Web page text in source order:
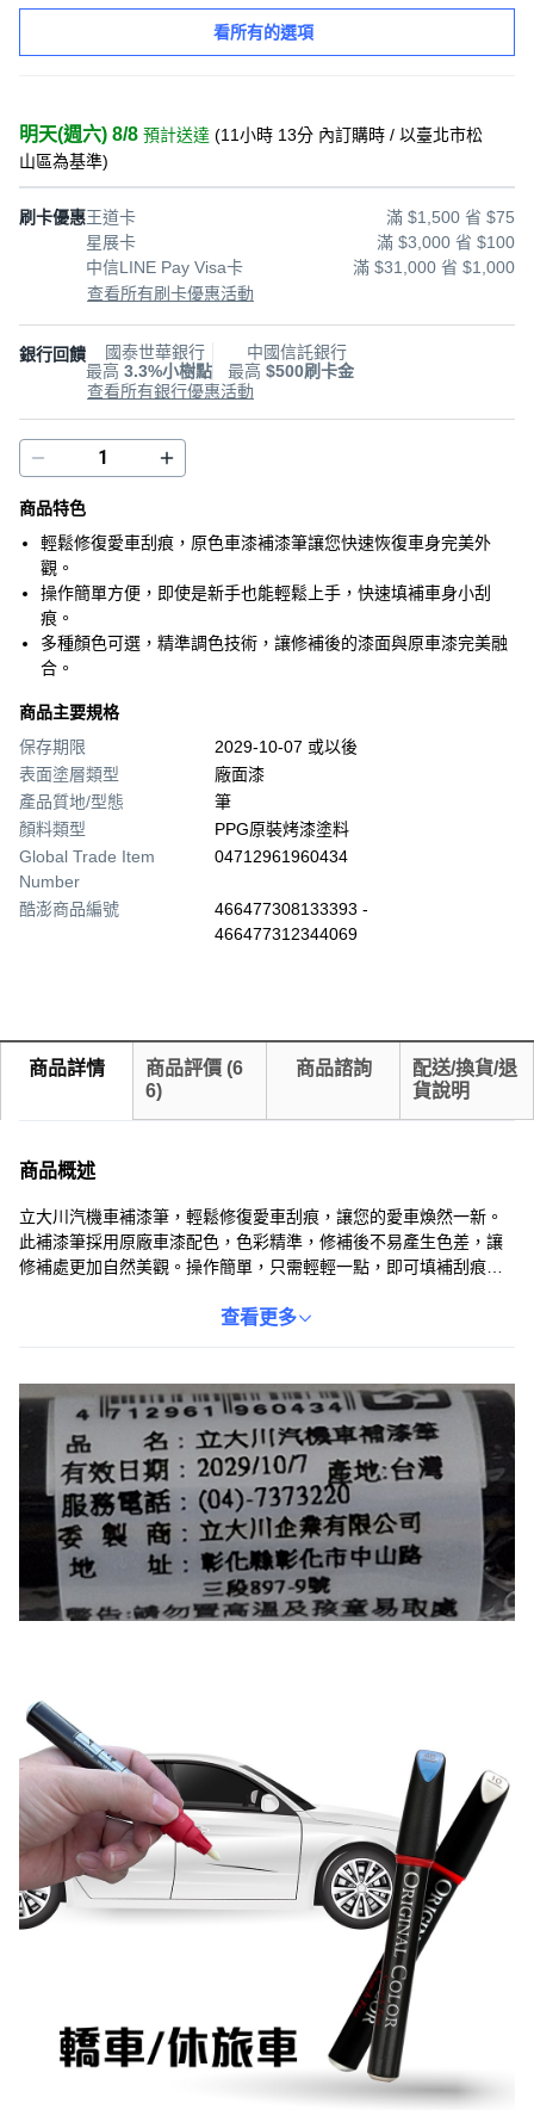
看所有的選項
明天(週六) 8/8 預計送達 (11小時 13分 內訂購時 / 以臺北市松
山區為基準)
刷卡優惠王道卡
滿 $1,500 省 $75
星展卡
滿 $3,000 省 $100
中信LINE Pay Visa卡
滿 $31,000 省 $1,000
查看所有刷卡優惠活動
銀行回饋
國泰世華銀行
最高 3.3%小樹點
中國信託銀行
最高 $500刷卡金
查看所有銀行優惠活動
商品特色
輕鬆修復愛車刮痕，原色車漆補漆筆讓您快速恢復車身完美外
觀。
操作簡單方便，即使是新手也能輕鬆上手，快速填補車身小刮
痕。
多種顏色可選，精準調色技術，讓修補後的漆面與原車漆完美融
合。
商品主要規格
保存期限
2029-10-07 或以後
表面塗層類型
廠面漆
產品質地/型態
筆
顏料類型
PPG原裝烤漆塗料
Global Trade Item
Number
04712961960434
酷澎商品編號
466477308133393 -
466477312344069
商品詳情 商品評價 (6
6)
商品諮詢
配送/換貨/退
貨說明
商品概述
立大川汽機車補漆筆，輕鬆修復愛車刮痕，讓您的愛車煥然一新。
此補漆筆採用原廠車漆配色，色彩精準，修補後不易產生色差，讓
修補處更加自然美觀。操作簡單，只需輕輕一點，即可填補刮痕，
修補，方便快捷。每支補漆筆皆經過嚴格品質檢驗，確保產品品質
查看更多